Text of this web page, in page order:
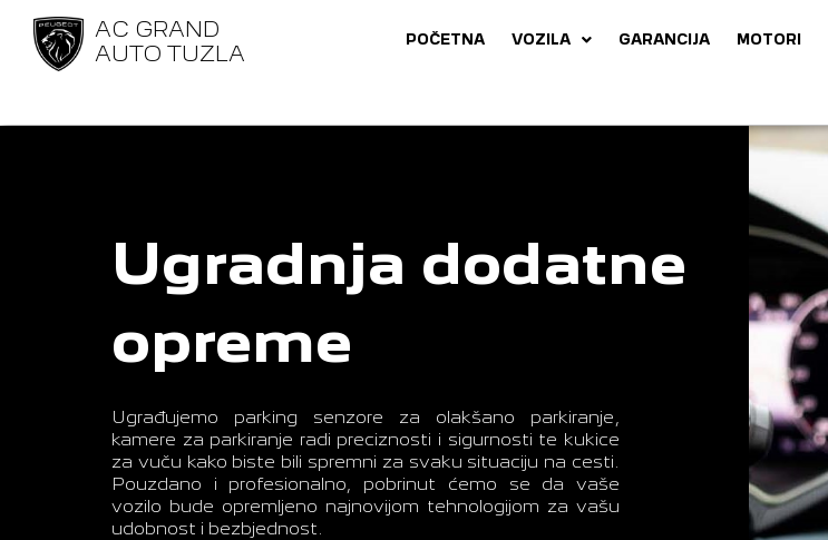
AC GRAND
AUTO TUZLA
POČETNA VOZILA GARANCIJA MOTORI
Ugradnja dodatne
opreme
Ugrađujemo parking senzore za olakšano parkiranje,
kamere za parkiranje radi preciznosti i sigurnosti te kukice
za vuču kako biste bili spremni za svaku situaciju na cesti.
Pouzdano i profesionalno, pobrinut ćemo se da vaše
vozilo bude opremljeno najnovijom tehnologijom za vašu
udobnost i bezbjednost.